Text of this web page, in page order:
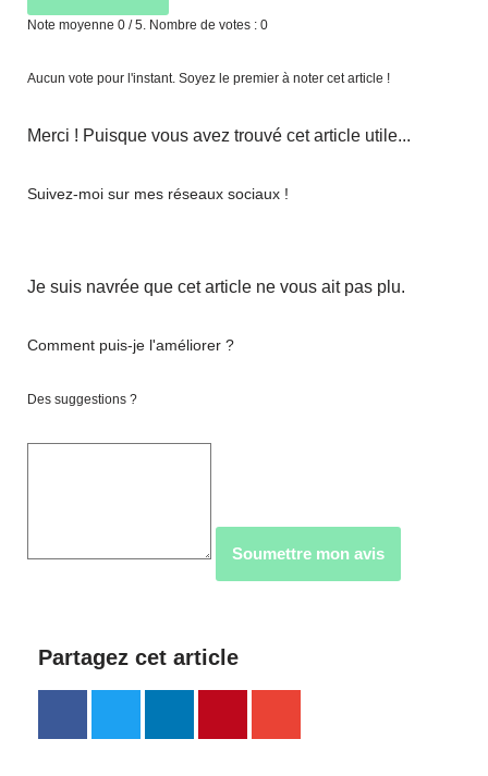
Note moyenne 0 / 5. Nombre de votes : 0
Aucun vote pour l'instant. Soyez le premier à noter cet article !
Merci ! Puisque vous avez trouvé cet article utile...
Suivez-moi sur mes réseaux sociaux !
Je suis navrée que cet article ne vous ait pas plu.
Comment puis-je l'améliorer ?
Des suggestions ?
Soumettre mon avis
Partagez cet article